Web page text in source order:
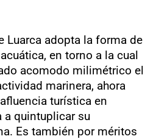
Luarca adopta la forma de
en torno a la cual
acomodo milimétrico el
marinera, ahora
turística en
a quintuplicar su
Es también por méritos